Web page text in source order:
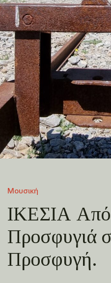
Μουσική
ΙΚΕΣΙΑ Από
Προσφυγιά
Προσφυγή.